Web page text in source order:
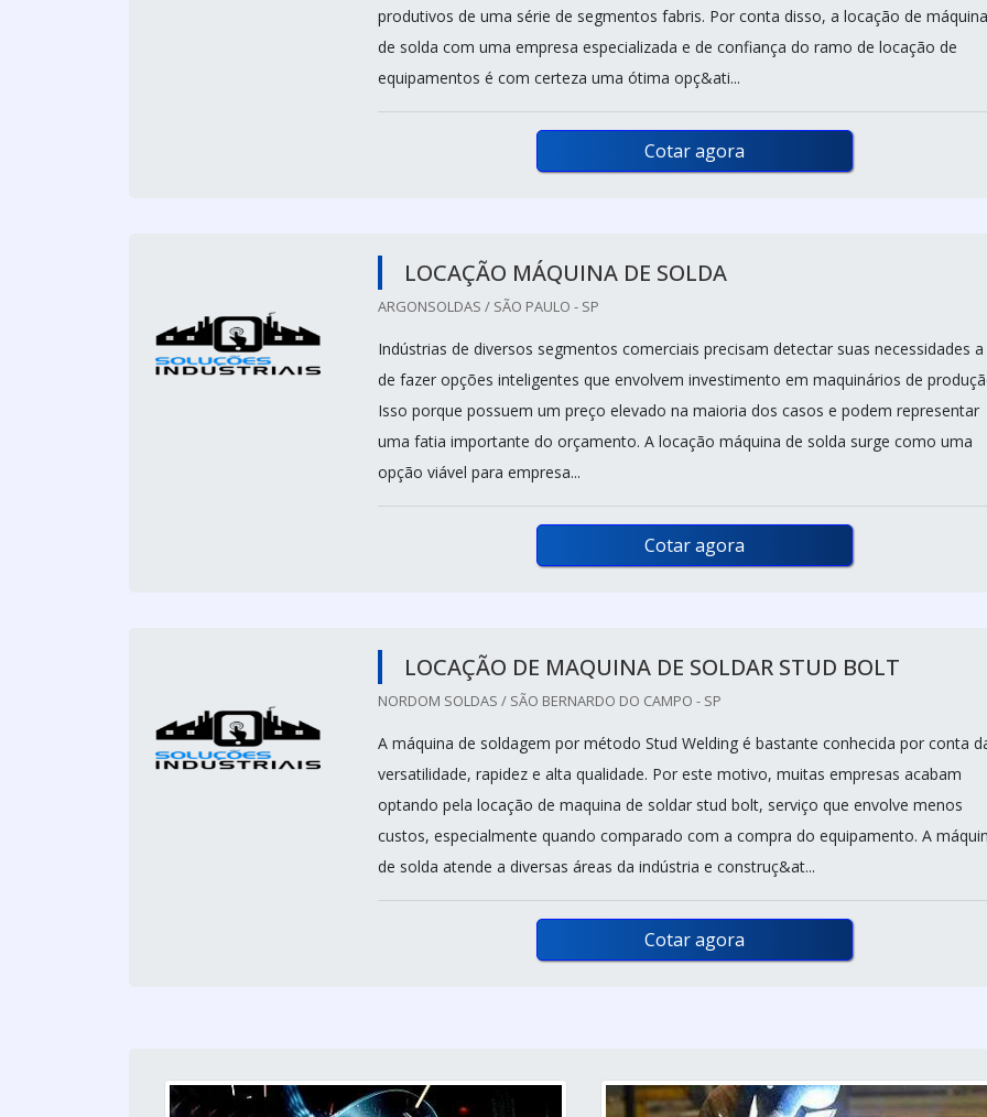
produtivos de uma série de segmentos fabris. Por conta disso, a locação de
de solda com uma empresa especializada e de confiança do ramo de locação de
equipamentos é com certeza uma ótima opç&ati...
Cotar agora
LOCAÇÃO MÁQUINA DE SOLDA
ARGONSOLDAS / SÃO PAULO - SP
Indústrias de diversos segmentos comerciais precisam detectar suas necessidades
de fazer opções inteligentes que envolvem investimento em maquinários de
Isso porque possuem um preço elevado na maioria dos casos e podem representar
uma fatia importante do orçamento. A locação máquina de solda surge como uma
opção viável para empresa...
Cotar agora
LOCAÇÃO DE MAQUINA DE SOLDAR STUD BOLT
NORDOM SOLDAS / SÃO BERNARDO DO CAMPO - SP
A máquina de soldagem por método Stud Welding é bastante conhecida por conta
versatilidade, rapidez e alta qualidade. Por este motivo, muitas empresas acabam
optando pela locação de maquina de soldar stud bolt, serviço que envolve menos
custos, especialmente quando comparado com a compra do equipamento. A
de solda atende a diversas áreas da indústria e construç&at...
Cotar agora